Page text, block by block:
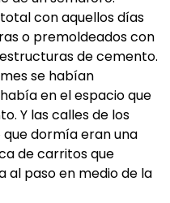
con aquellos días
o premoldeados con
de cemento.
se habían
en el espacio que
Y las calles de los
dormía eran una
de carritos que
paso en medio de la